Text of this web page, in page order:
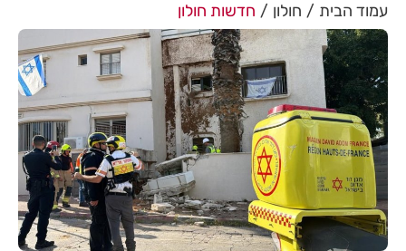
עמוד הבית חולון חדשות חולון